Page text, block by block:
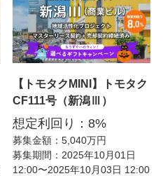
【トモタクMINI】トモタク
CF111号（新潟Ⅲ）
想定利回り：8%
募集金額：5,040万円
募集期間：2025年10月01日
12:00〜2025年10月03日 12:00